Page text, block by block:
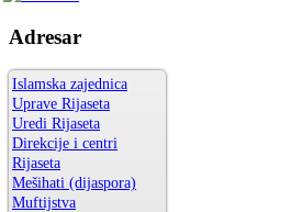
Adresar
Islamska zajednica
Uprave Rijaseta
Uredi Rijaseta
Direkcije i centri
Rijaseta
Mešihati (dijaspora)
Muftijstva